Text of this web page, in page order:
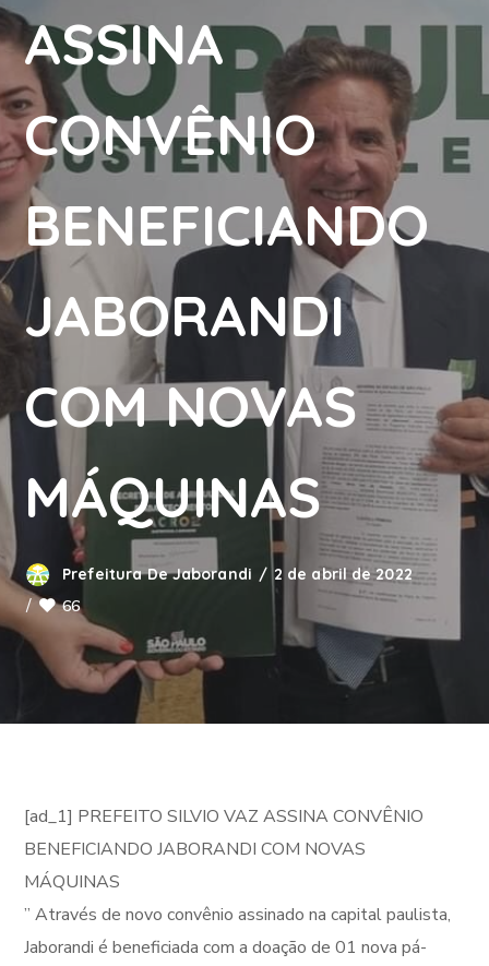
ASSINA
CONVÊNIO
BENEFICIANDO
JABORANDI
COM NOVAS
MÁQUINAS
Prefeitura De Jaborandi 2 de abril de 2022
66
[ad_1] PREFEITO SILVIO VAZ ASSINA CONVÊNIO
BENEFICIANDO JABORANDI COM NOVAS
MÁQUINAS
” Através de novo convênio assinado na capital paulista,
Jaborandi é beneficiada com a doação de 01 nova pá-